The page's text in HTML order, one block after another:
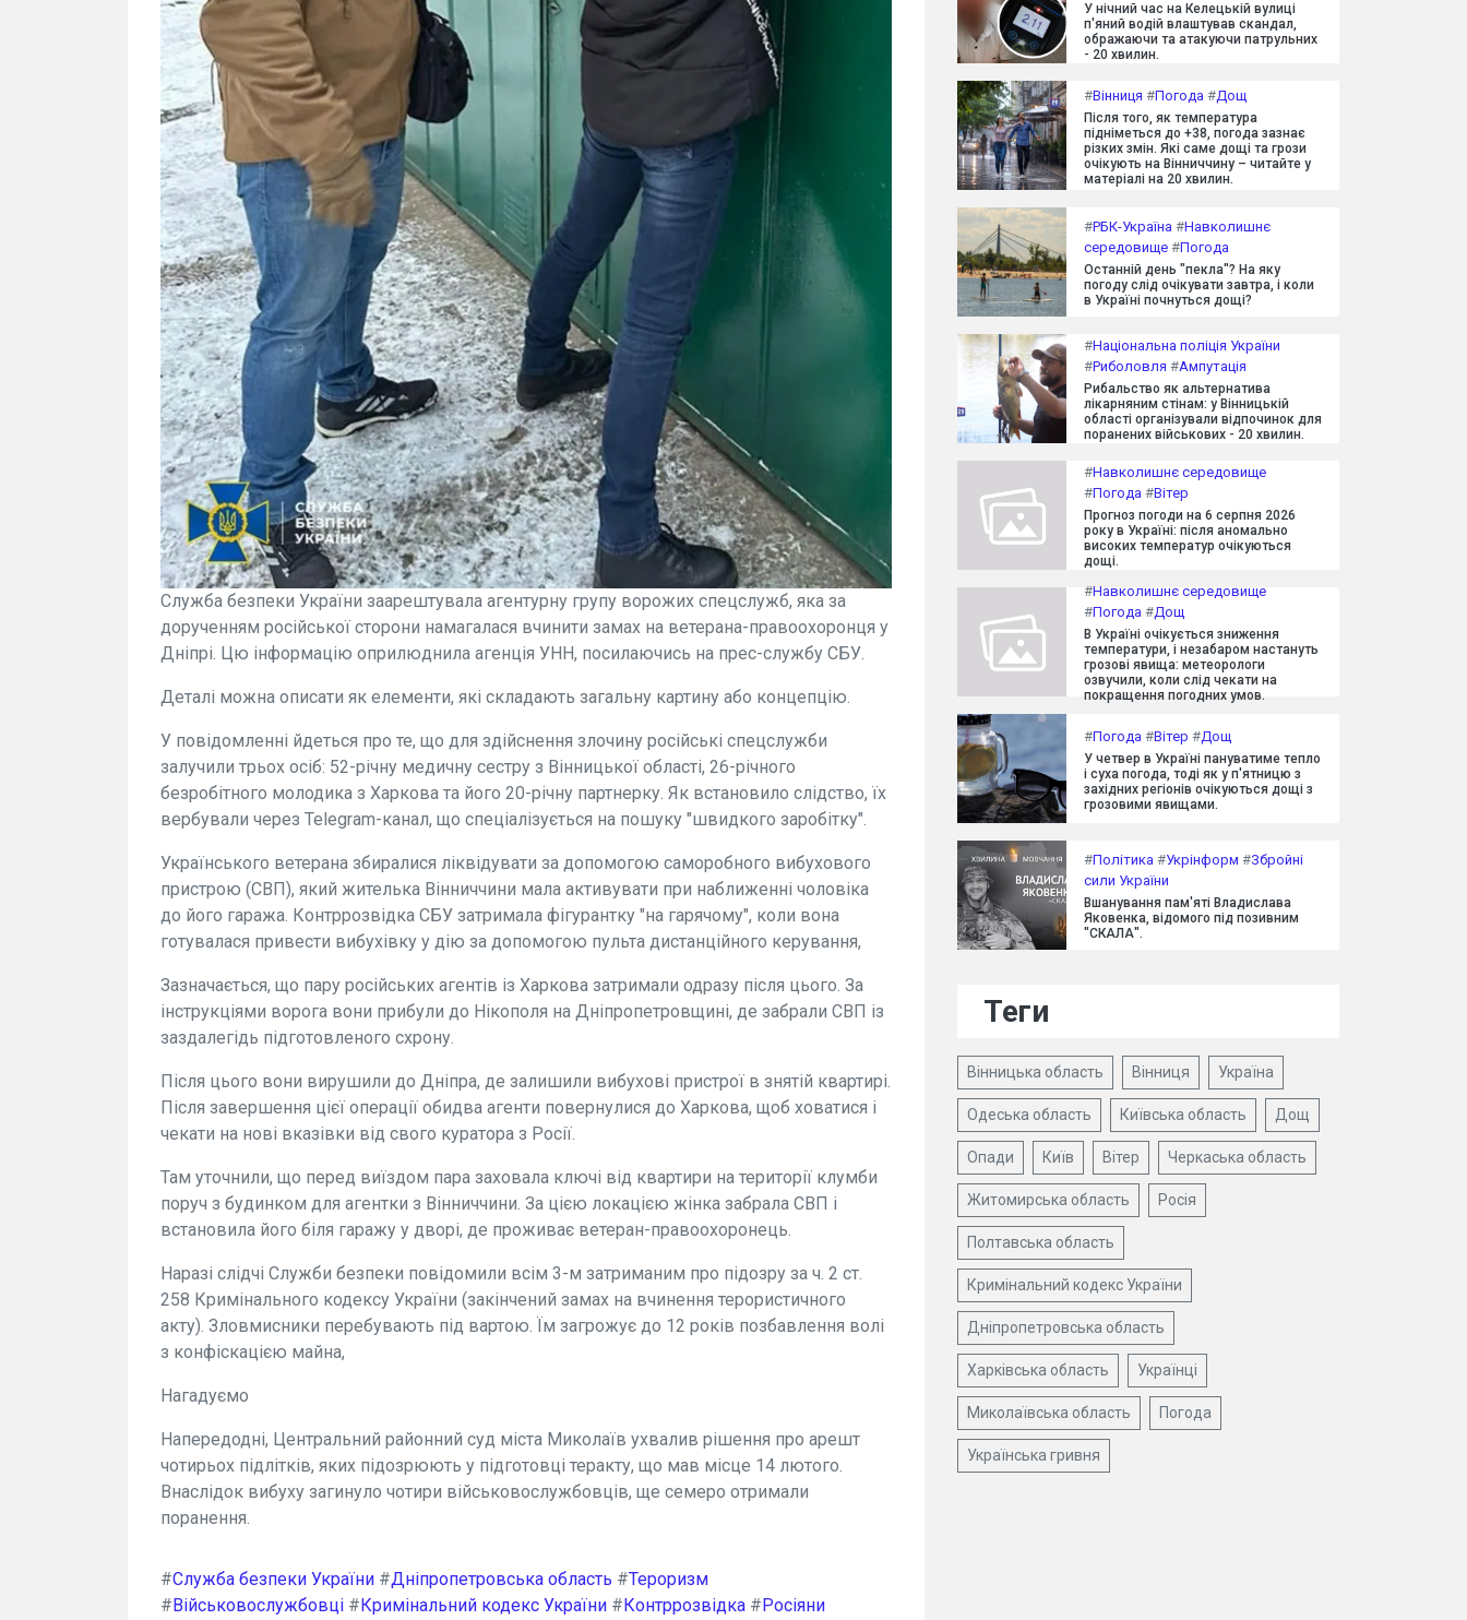
Служба безпеки України заарештувала агентурну групу ворожих спецслужб, яка за
дорученням російської сторони намагалася вчинити замах на ветерана-правоохоронця у
Дніпрі. Цю інформацію оприлюднила агенція УНН, посилаючись на прес-службу СБУ.
Деталі можна описати як елементи, які складають загальну картину або концепцію.
У повідомленні йдеться про те, що для здійснення злочину російські спецслужби
залучили трьох осіб: 52-річну медичну сестру з Вінницької області, 26-річного
безробітного молодика з Харкова та його 20-річну партнерку. Як встановило слідство, їх
вербували через Telegram-канал, що спеціалізується на пошуку "швидкого заробітку".
Українського ветерана збиралися ліквідувати за допомогою саморобного вибухового
пристрою (СВП), який жителька Вінниччини мала активувати при наближенні чоловіка
до його гаража. Контррозвідка СБУ затримала фігурантку "на гарячому", коли вона
готувалася привести вибухівку у дію за допомогою пульта дистанційного керування,
Зазначається, що пару російських агентів із Харкова затримали одразу після цього. За
інструкціями ворога вони прибули до Нікополя на Дніпропетровщині, де забрали СВП із
заздалегідь підготовленого схрону.
Після цього вони вирушили до Дніпра, де залишили вибухові пристрої в знятій квартирі.
Після завершення цієї операції обидва агенти повернулися до Харкова, щоб ховатися і
чекати на нові вказівки від свого куратора з Росії.
Там уточнили, що перед виїздом пара заховала ключі від квартири на території клумби
поруч з будинком для агентки з Вінниччини. За цією локацією жінка забрала СВП і
встановила його біля гаражу у дворі, де проживає ветеран-правоохоронець.
Наразі слідчі Служби безпеки повідомили всім 3-м затриманим про підозру за ч. 2 ст.
258 Кримінального кодексу України (закінчений замах на вчинення терористичного
акту). Зловмисники перебувають під вартою. Їм загрожує до 12 років позбавлення волі
з конфіскацією майна,
Нагадуємо
Напередодні, Центральний районний суд міста Миколаїв ухвалив рішення про арешт
чотирьох підлітків, яких підозрюють у підготовці теракту, що мав місце 14 лютого.
Внаслідок вибуху загинуло чотири військовослужбовців, ще семеро отримали
поранення.
#Служба безпеки України #Дніпропетровська область #Тероризм
# Військовослужбовці # Кримінальний кодекс України # Контррозвідка # Росіяни
У нічний час на Келецькій вулиці
п'яний водій влаштував скандал,
ображаючи та атакуючи патрульних
- 20 хвилин.
#Вінниця #Погода #Дощ
Після того, як температура
підніметься до +38, погода зазнає
різких змін. Які саме дощі та грози
очікують на Вінниччину – читайте у
матеріалі на 20 хвилин.
#РБК-Україна #Навколишнє
середовище #Погода
Останній день "пекла"? На яку
погоду слід очікувати завтра, і коли
в Україні почнуться дощі?
#Національна поліція України
#Риболовля #Ампутація
Рибальство як альтернатива
лікарняним стінам: у Вінницькій
області організували відпочинок для
поранених військових - 20 хвилин.
#Навколишнє середовище
#Погода #Вітер
Прогноз погоди на 6 серпня 2026
року в Україні: після аномально
високих температур очікуються
дощі.
#Навколишнє середовище
#Погода #Дощ
В Україні очікується зниження
температури, і незабаром настануть
грозові явища: метеорологи
озвучили, коли слід чекати на
покращення погодних умов.
#Погода #Вітер #Дощ
У четвер в Україні пануватиме тепло
і суха погода, тоді як у п'ятницю з
західних регіонів очікуються дощі з
грозовими явищами.
#Політика #Укрінформ #Збройні
сили України
Вшанування пам'яті Владислава
Яковенка, відомого під позивним
"СКАЛА".
Теги
Вінницька область Вінниця Україна
Одеська область Київська область Дощ
Опади Київ Вітер Черкаська область
Житомирська область Росія
Полтавська область
Кримінальний кодекс України
Дніпропетровська область
Харківська область Українці
Миколаївська область Погода
Українська гривня